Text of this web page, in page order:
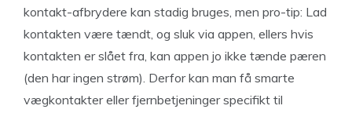
kontakt-afbrydere kan stadig bruges, men pro-tip: Lad
kontakten være tændt, og sluk via appen, ellers hvis
kontakten er slået fra, kan appen jo ikke tænde pæren
(den har ingen strøm). Derfor kan man få smarte
vægkontakter eller fjernbetjeninger specifikt til